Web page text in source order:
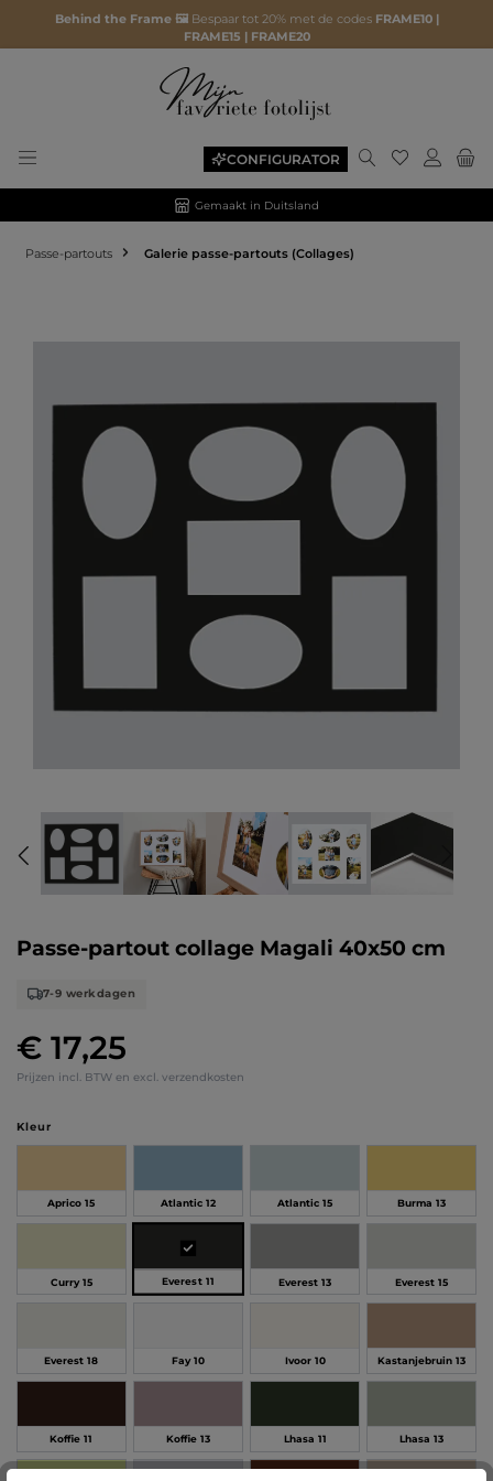
Behind the Frame 🖼️ Bespaar tot 20% met de codes FRAME10 |
FRAME15 | FRAME20
CONFIGURATOR
Gemaakt in Duitsland
Passe-partouts Galerie passe-partouts (Collages)
Passe-partout collage Magali 40x50 cm
Normale prijs:
€ 17,25
Prijzen incl. BTW en excl. verzendkosten
7-9 werkdagen
Selecteer
Kleur
Aprico 15 Atlantic 12 Atlantic 15 Burma 13
Curry 15 Everest 11 Everest 13 Everest 15
Everest 18 Fay 10 Ivoor 10 Kastanjebruin 13
Koffie 11 Koffie 13 Lhasa 11 Lhasa 13